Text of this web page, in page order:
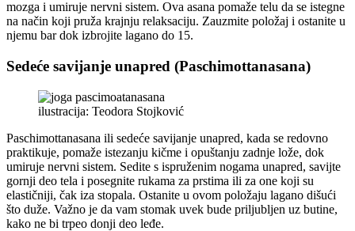
mozga i umiruje nervni sistem. Ova asana pomaže telu da se istegne
na način koji pruža krajnju relaksaciju. Zauzmite položaj i ostanite u
njemu bar dok izbrojite lagano do 15.
Sedeće savijanje unapred (Paschimottanasana)
ilustracija: Teodora Stojković
Paschimottanasana ili sedeće savijanje unapred, kada se redovno
praktikuje, pomaže istezanju kičme i opuštanju zadnje lože, dok
umiruje nervni sistem. Sedite s ispruženim nogama unapred, savijte
gornji deo tela i posegnite rukama za prstima ili za one koji su
elastičniji, čak iza stopala. Ostanite u ovom položaju lagano dišući
što duže. Važno je da vam stomak uvek bude priljubljen uz butine,
kako ne bi trpeo donji deo leđe.